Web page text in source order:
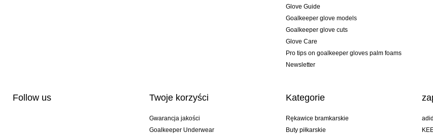
Glove Guide
Goalkeeper glove models
Goalkeeper glove cuts
Glove Care
Pro tips on goalkeeper gloves palm foams
Newsletter
Follow us Twoje korzyści
Gwarancja jakości
Goalkeeper Underwear
Kategorie
Rękawice bramkarskie
Buty piłkarskie